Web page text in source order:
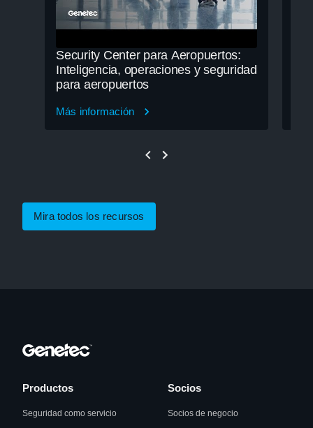
Security Center para Aeropuertos:
Inteligencia, operaciones y seguridad
para aeropuertos
Más información
Mira todos los recursos
Productos
Seguridad como servicio
Socios
Socios de negocio